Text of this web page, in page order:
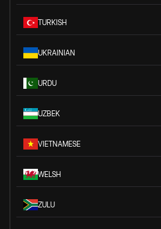
TURKISH
UKRAINIAN
URDU
UZBEK
VIETNAMESE
WELSH
ZULU